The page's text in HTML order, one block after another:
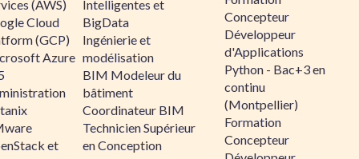
(AWS)
Cloud
(GCP)
Azure
et
Intelligentes et
BigData
Ingénierie et
modélisation
BIM Modeleur du
bâtiment
Coordinateur BIM
Technicien Supérieur
en Conception
Concepteur
Développeur
d'Applications
Python - Bac+3 en
continu
(Montpellier)
Formation
Concepteur